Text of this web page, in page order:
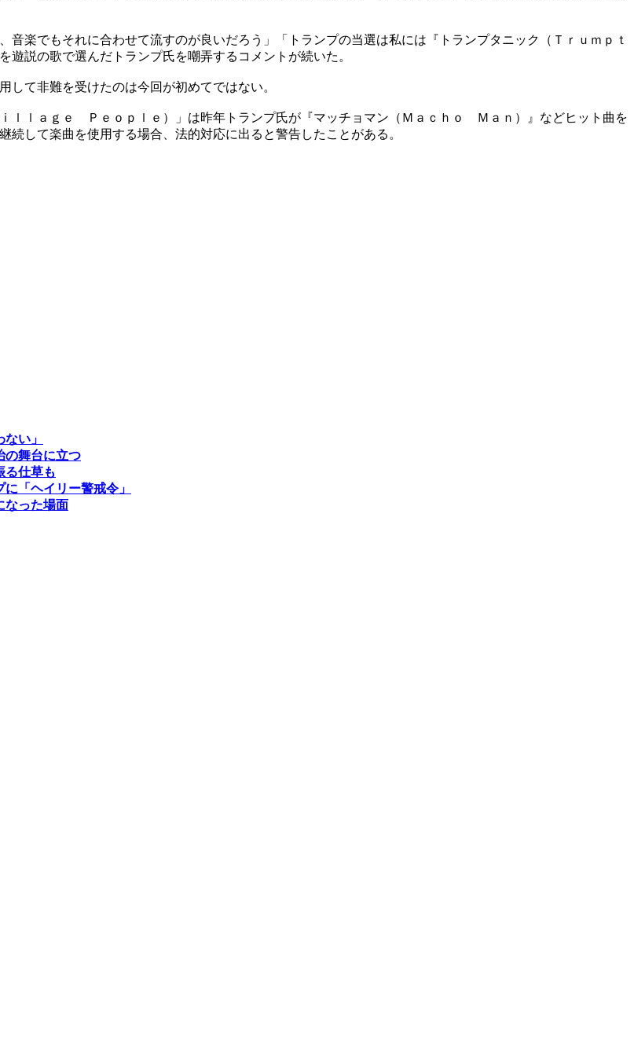
楽でもそれに合わせて流すのが良いだろう」「トランプの当選は私には『トランプタニック（Ｔｒｕｍｐｔ
説の歌で選んだトランプ氏を嘲弄するコメントが続いた。
て非難を受けたのは今回が初めてではない。
ｌｌａｇｅ Ｐｅｏｐｌｅ）」は昨年トランプ氏が『マッチョマン（Ｍａｃｈｏ Ｍａｎ）』などヒット曲を
して楽曲を使用する場合、法的対応に出ると警告したことがある。
い」
の舞台に立つ
る仕草も
「ヘイリー警戒令」
なった場面